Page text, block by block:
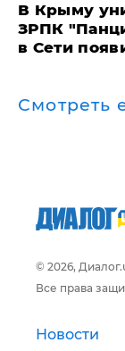
В Крыму
ЗРПК
в Сети
Смотреть
© 2026,
Все права
Новости